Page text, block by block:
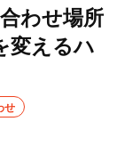
わせ場所
変えるハ
せ